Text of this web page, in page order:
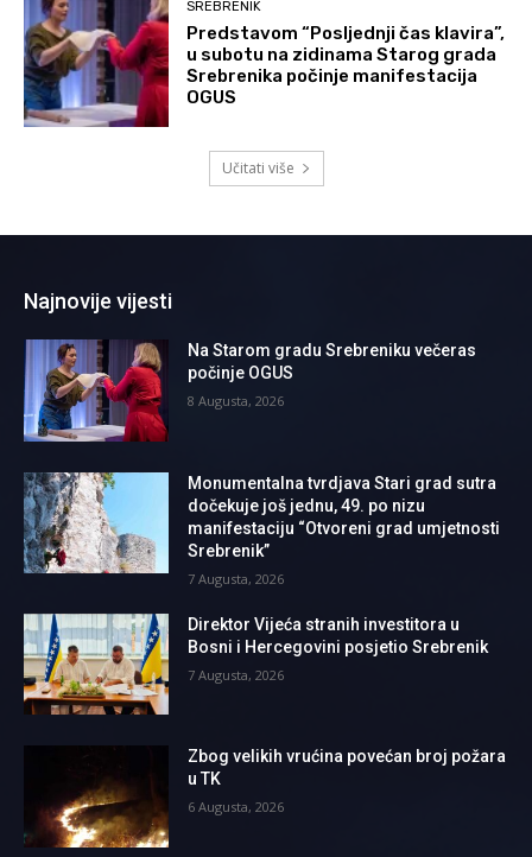
SREBRENIK
Predstavom “Posljednji čas klavira”,
u subotu na zidinama Starog grada
Srebrenika počinje manifestacija
OGUS
Učitati više
Najnovije vijesti
Na Starom gradu Srebreniku večeras
počinje OGUS
8 Augusta, 2026
Monumentalna tvrdjava Stari grad sutra
dočekuje još jednu, 49. po nizu
manifestaciju “Otvoreni grad umjetnosti
Srebrenik”
7 Augusta, 2026
Direktor Vijeća stranih investitora u
Bosni i Hercegovini posjetio Srebrenik
7 Augusta, 2026
Zbog velikih vrućina povećan broj požara
u TK
6 Augusta, 2026